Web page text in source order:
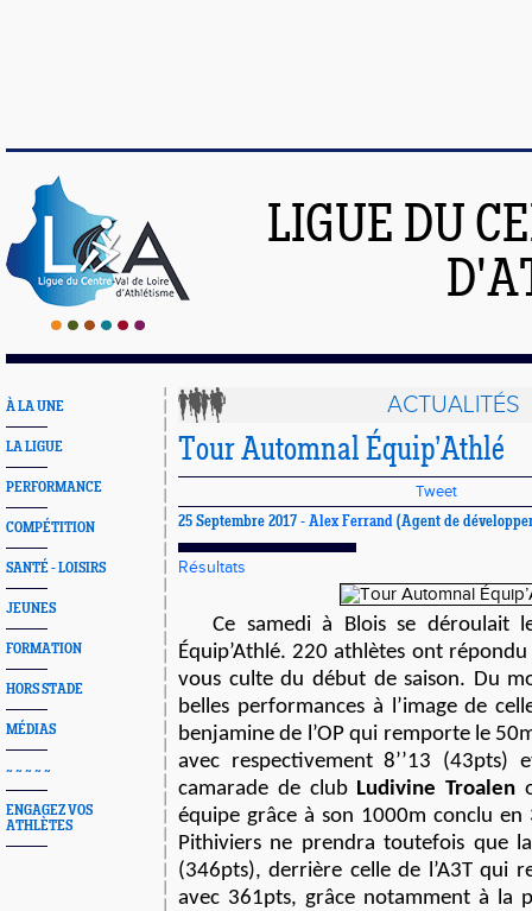
LIGUE DU
À LA UNE
LA LIGUE
PERFORMANCE
COMPÉTITION
SANTÉ - LOISIRS
JEUNES
FORMATION
HORS STADE
MÉDIAS
~ ~ ~ ~ ~
ENGAGEZ VOS
ATHLÈTES
ACTUALITÉS
Tour Automnal Équip’Athlé
Tweet
25 Septembre 2017 - Alex Ferrand (Agent de
Résultats
Ce samedi à Blois se déroulait
Équip’Athlé. 220 athlètes ont
vous culte du début de saison. Du
belles performances à l’image de
benjamine de l’OP qui remporte le
avec respectivement 8’’13 (43pts)
camarade de club Ludivine Troalen
équipe grâce à son 1000m conclu en
Pithiviers ne prendra toutefois que
(346pts), derrière celle de l’A3T qui
avec 361pts, grâce notamment à la